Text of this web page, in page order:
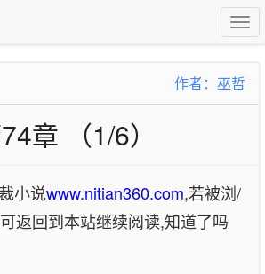
作者：巫哲
章 （1/6）
小说www.nitian360.com,若被浏/
返回到本站继续阅读,知道了吗